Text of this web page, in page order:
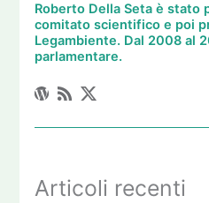
Roberto Della Seta è stato
comitato scientifico e poi
Legambiente. Dal 2008 al
parlamentare.
Articoli recenti